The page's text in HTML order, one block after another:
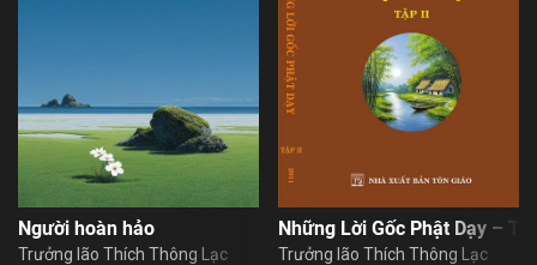
Người hoàn hảo
Trưởng lão Thích Thông Lạc
Những Lời Gốc Phật Dạy –
Trưởng lão Thích Thông Lạc